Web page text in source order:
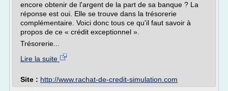
encore obtenir de l'argent de la part de sa banque ? La
réponse est oui. Elle se trouve dans la trésorerie
complémentaire. Voici donc tous ce qu'il faut savoir à
propos de ce « crédit exceptionnel ».
Trésorerie...
Lire la suite
Site : http://www.rachat-de-credit-simulation.com